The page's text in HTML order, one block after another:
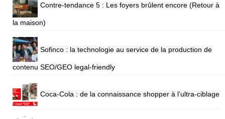
Contre-tendance 5 : Les foyers brûlent encore (Retour à
la maison)
Sofinco : la technologie au service de la production de
contenu SEO/GEO legal-friendly
Coca-Cola : de la connaissance shopper à l’ultra-ciblage